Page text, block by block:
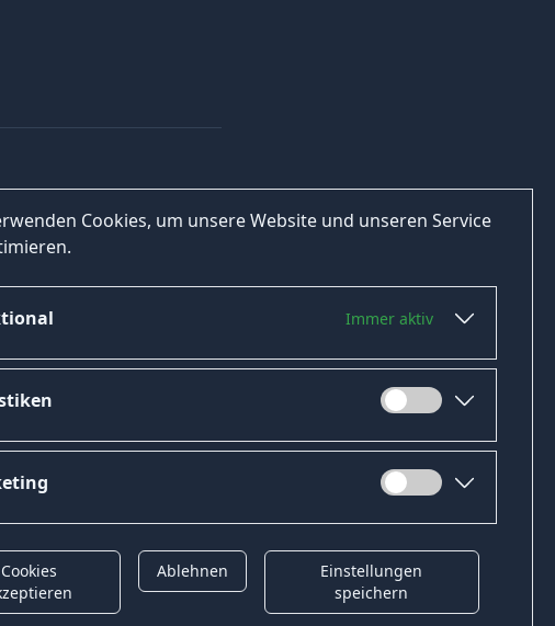
Cookies, um unsere Website und unseren Service
Immer aktiv
Cookies
Ablehnen
Einstellungen
speichern
Gender-Hinweis